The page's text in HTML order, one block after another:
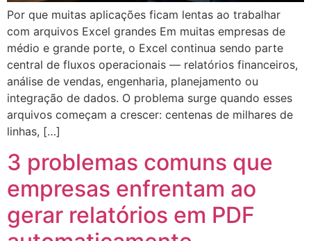
Por que muitas aplicações ficam lentas ao trabalhar
com arquivos Excel grandes Em muitas empresas de
médio e grande porte, o Excel continua sendo parte
central de fluxos operacionais — relatórios financeiros,
análise de vendas, engenharia, planejamento ou
integração de dados. O problema surge quando esses
arquivos começam a crescer: centenas de milhares de
linhas, […]
3 problemas comuns que
empresas enfrentam ao
gerar relatórios em PDF